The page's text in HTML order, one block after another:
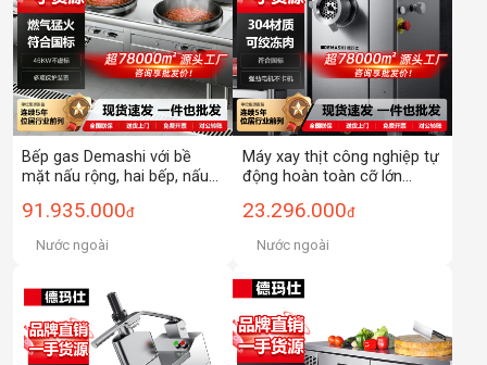
Bếp gas Demashi với bề
mặt nấu rộng, hai bếp, nấu
bằng sắt, không mùi khi
91.935.000đ
Nước ngoài
Máy xay thịt công nghiệp tự
động hoàn toàn cỡ lớn
đông lạnh và thịt tươi, máy
nhồi xúc xích điện đa chức
năng.
23.296.000đ
Nước ngoài